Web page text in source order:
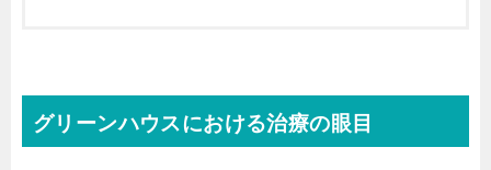
グリーンハウスにおける治療の眼目